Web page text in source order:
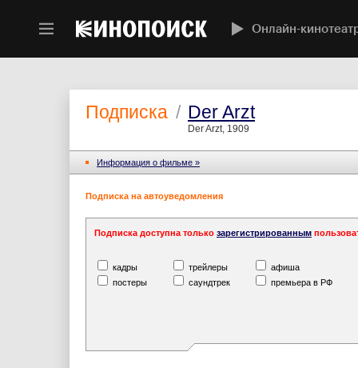
Онлайн-
Подписка / Der Arzt
Der Arzt, 1909
Информация o фильме »
Подписка на автоуведомления
Подписка доступна только зарегистрированным
кадры трейлеры
афиша
постеры
саундтрек премьера в РФ